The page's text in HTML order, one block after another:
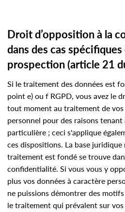
Droit d’opposition à la
dans des cas spécifiques
prospection (article 21
Si le traitement des données est
point e) ou f RGPD, vous avez le
tout moment au traitement de vos
personnel pour des raisons
particulière ; ceci s'applique
ces dispositions. La base
traitement est fondé se trouve
confidentialité. Si vous vous y
plus vos données à caractère
ne puissions démontrer des
le traitement qui prévalent sur